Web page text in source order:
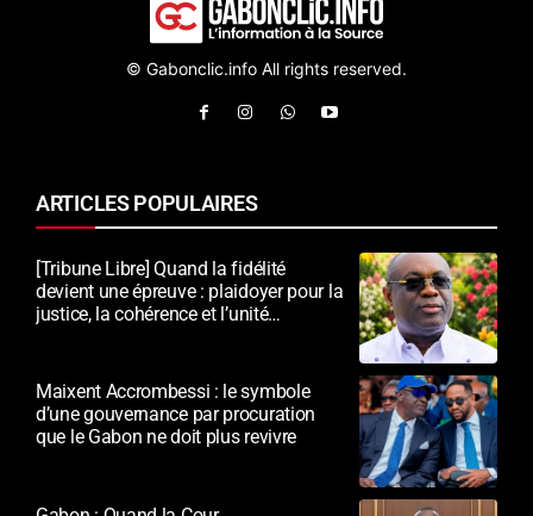
© Gabonclic.info All rights reserved.
ARTICLES POPULAIRES
[Tribune Libre] Quand la fidélité
devient une épreuve : plaidoyer pour la
justice, la cohérence et l’unité
Maixent Accrombessi : le symbole
d’une gouvernance par procuration
que le Gabon ne doit plus revivre